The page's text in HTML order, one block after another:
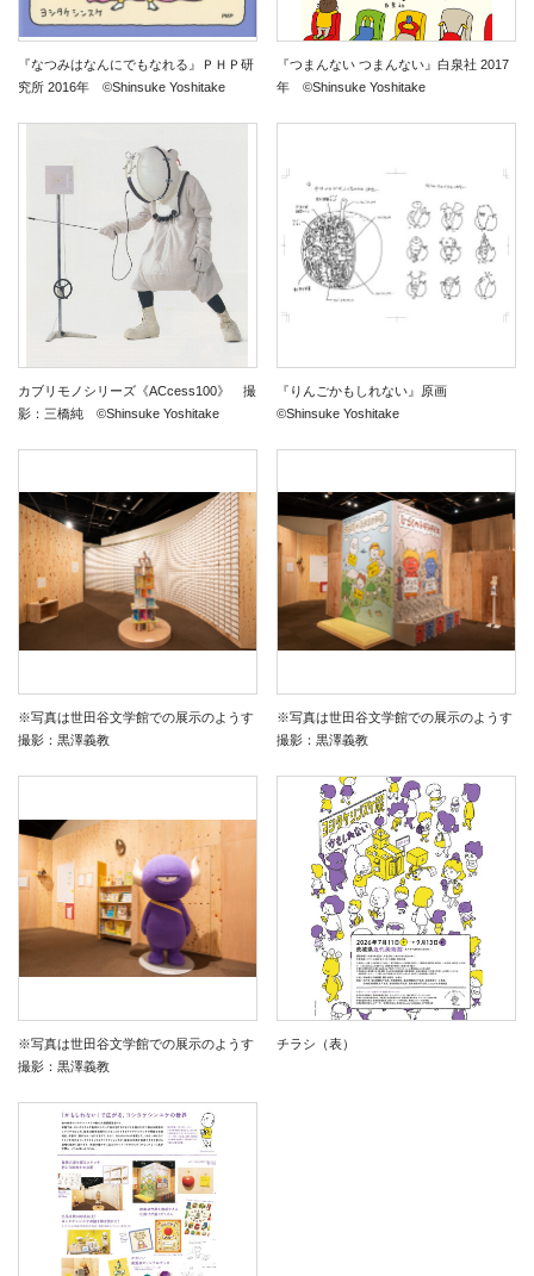
『なつみはなんにでもなれる』ＰＨＰ研
究所 2016年 ©Shinsuke Yoshitake
『つまんない つまんない』白泉社 2017
年 ©Shinsuke Yoshitake
カブリモノシリーズ《ACcess100》 撮
影：三橋純 ©Shinsuke Yoshitake
『りんごかもしれない』原画
©Shinsuke Yoshitake
※写真は世田谷文学館での展示のようす
撮影：黒澤義教
※写真は世田谷文学館での展示のようす
撮影：黒澤義教
※写真は世田谷文学館での展示のようす
撮影：黒澤義教
チラシ（表）